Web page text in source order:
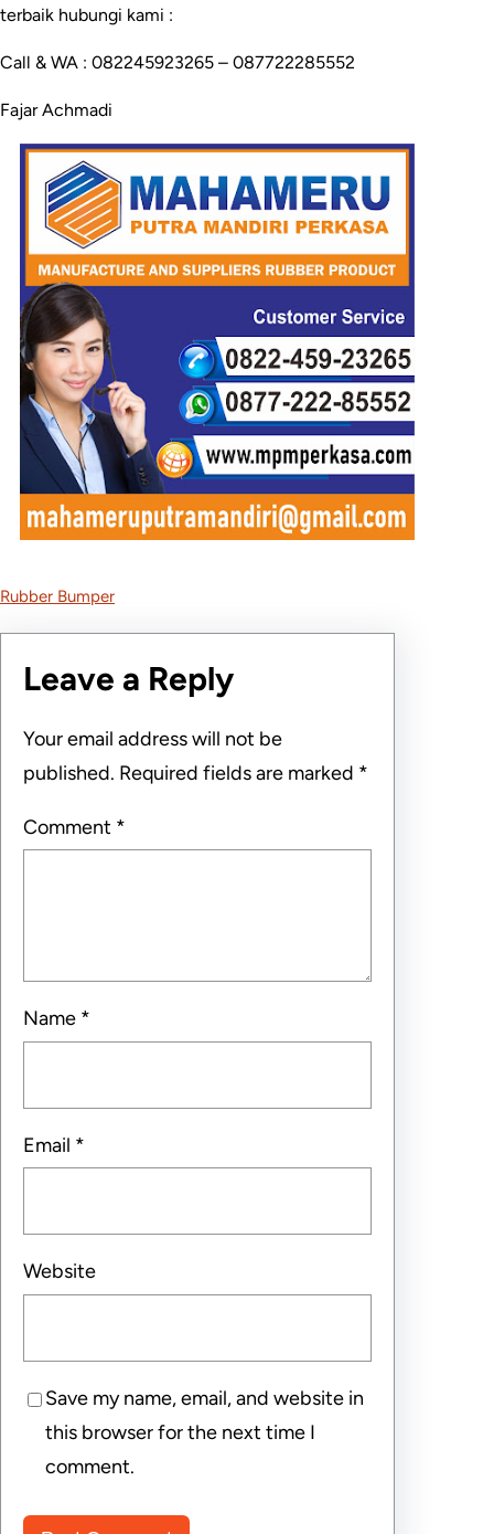
terbaik hubungi kami :
Call & WA : 082245923265 – 087722285552
Fajar Achmadi
Rubber Bumper
Leave a Reply
Your email address will not be
published. Required fields are marked *
Comment *
Name *
Email *
Website
Save my name, email, and website in
this browser for the next time I
comment.